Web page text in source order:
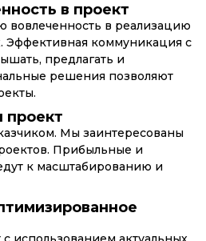
в проект
вовлеченность в реализацию
Эффективная коммуникация с
предлагать и
решения позволяют
проект
Мы заинтересованы
Прибыльные и
к масштабированию и